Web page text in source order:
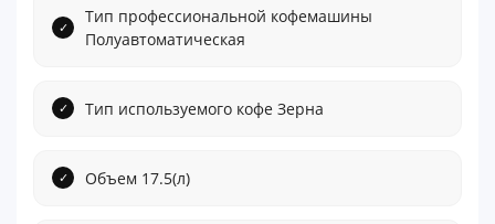
Тип профессиональной кофемашины
Полуавтоматическая
Тип используемого кофе Зерна
Объем 17.5(л)